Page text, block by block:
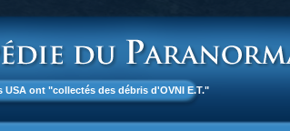
USA ont "collectés des débris d'OVNI E.T."